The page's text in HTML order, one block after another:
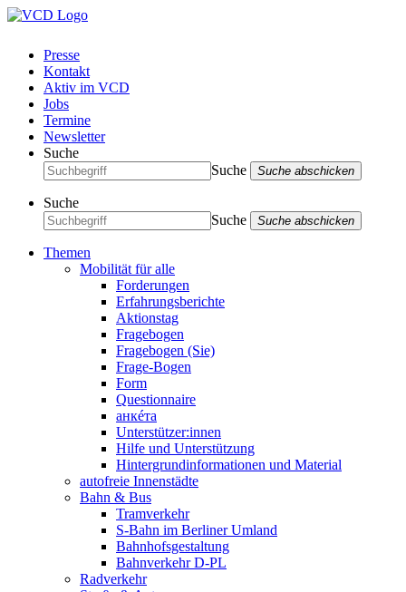
Presse
Kontakt
Aktiv im VCD
Jobs
Termine
Newsletter
Suche
Suche
Suche abschicken
Suche
Suche
Suche abschicken
Themen
Mobilität für alle
Forderungen
Erfahrungsberichte
Aktionstag
Fragebogen
Fragebogen (Sie)
Frage-Bogen
Form
Questionnaire
анкéта
Unterstützer:innen
Hilfe und Unterstützung
Hintergrundinformationen und Material
autofreie Innenstädte
Bahn & Bus
Tramverkehr
S-Bahn im Berliner Umland
Bahnhofsgestaltung
Bahnverkehr D-PL
Radverkehr